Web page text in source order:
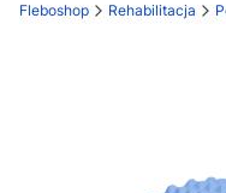
Fleboshop Rehabilitacja